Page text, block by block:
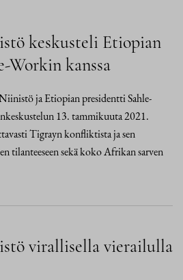
keskusteli Etiopian
Workin kanssa
ja Etiopian presidentti Sahle-
13. tammikuuta 2021.
Tigrayn konfliktista ja sen
tilanteeseen sekä koko Afrikan sarven
virallisella vierailulla